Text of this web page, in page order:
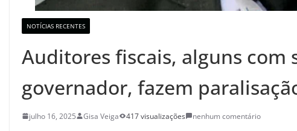
NOTÍCIAS RECENTES
Auditores fiscais, alguns com
governador, fazem
julho 16, 2025 Gisa Veiga 417 visualizações nenhum comentário